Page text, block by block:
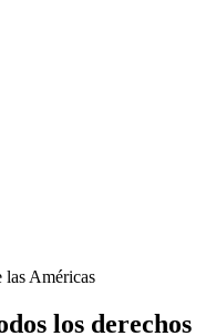
las Américas
los derechos